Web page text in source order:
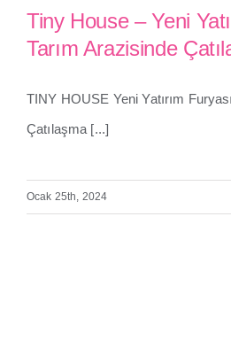
Furyası Tarım
Tiny House – Yeni
Tarım Arazisinde
TINY HOUSE Yeni Yatırım
Çatılaşma [...]
Ocak 25th, 2024